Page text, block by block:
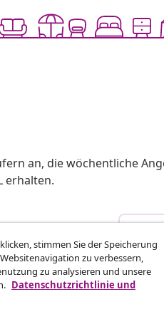
an, die wöchentliche
erhalten.
Bestellung ein.
Business
stimmen Sie der Speicherung
zu verbessern,
zu analysieren und unsere
Datenschutzrichtlinie und